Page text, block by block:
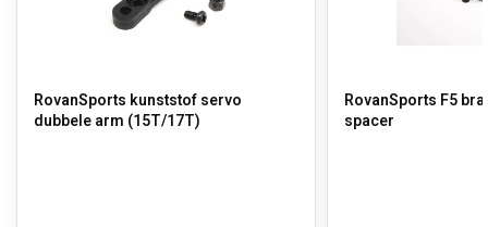
RovanSports kunststof servo
dubbele arm (15T/17T)
RovanSports F5
spacer